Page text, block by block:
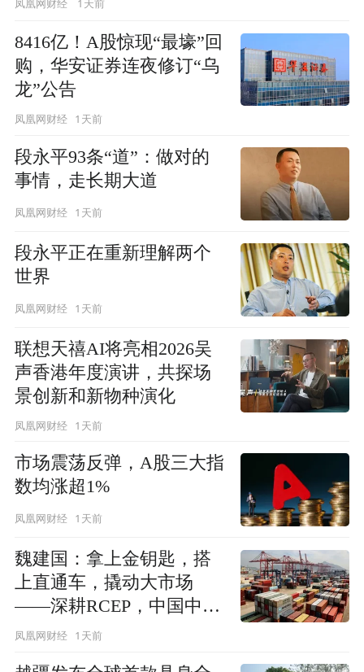
凤凰网财经 1天前
8416亿！A股惊现“最壕”回
购，华安证券连夜修订“乌
龙”公告
凤凰网财经 1天前
段永平93条“道”：做对的
事情，走长期大道
凤凰网财经 1天前
段永平正在重新理解两个
世界
凤凰网财经 1天前
联想天禧AI将亮相2026吴
声香港年度演讲，共探场
景创新和新物种演化
凤凰网财经 1天前
市场震荡反弹，A股三大指
数均涨超1%
凤凰网财经 1天前
魏建国：拿上金钥匙，搭
上直通车，撬动大市场
——深耕RCEP，中国中小
企业再创新机
凤凰网财经 1天前